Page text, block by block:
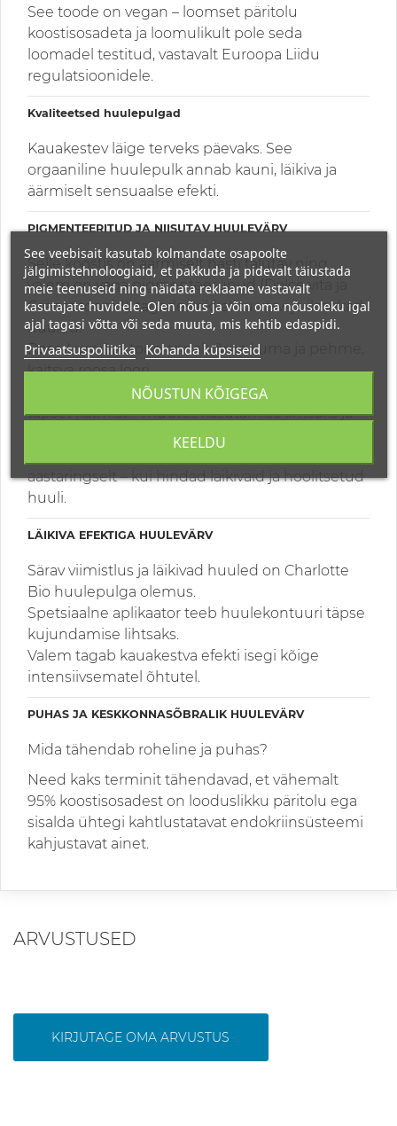
See toode on vegan – loomset päritolu
koostisosadeta ja loomulikult pole seda
loomadel testitud, vastavalt Euroopa Liidu
regulatsioonidele.
Kvaliteetsed huulepulgad
Kauakestev läige terveks päevaks. See
orgaaniline huulepulk annab kauni, läikiva ja
äärmiselt sensuaalse efekti.
PIGMENTEERITUD JA NIISUTAV HUULEVÄRV
Selle koostis on äärmiselt hästi talutav ning
valem on väga pigmenteerunud (Dolce vita ja
Grenat toonid), tagades rikkaliku värvi ja ilmekad
huuled.
Rose Lumière toon annab õrna kuma ja pehme,
kaitsva roosa loori.
Pehme aplikaator võimaldab huulte kiiret ja
täpset katmist – muutes kasutamise lihtsaks ja
aastaringselt – kui hindad läikivaid ja hoolitsetud
huuli.
LÄIKIVA EFEKTIGA HUULEVÄRV
Särav viimistlus ja läikivad huuled on Charlotte
Bio huulepulga olemus.
Spetsiaalne aplikaator teeb huulekontuuri täpse
kujundamise lihtsaks.
Valem tagab kauakestva efekti isegi kõige
intensiivsematel õhtutel.
PUHAS JA KESKKONNASÕBRALIK HUULEVÄRV
Mida tähendab roheline ja puhas?
Need kaks terminit tähendavad, et vähemalt
95% koostisosadest on looduslikku päritolu ega
sisalda ühtegi kahtlustatavat endokriinsüsteemi
kahjustavat ainet.
ARVUSTUSED
KIRJUTAGE OMA ARVUSTUS
See veebisait kasutab kolmandate osapoolte
jälgimistehnoloogiaid, et pakkuda ja pidevalt täiustada
meie teenuseid ning näidata reklaame vastavalt
kasutajate huvidele. Olen nõus ja võin oma nõusoleku igal
ajal tagasi võtta või seda muuta, mis kehtib edaspidi.
Privaatsuspoliitika Kohanda küpsiseid
KEELDU
NÕUSTUN KÕIGEGA